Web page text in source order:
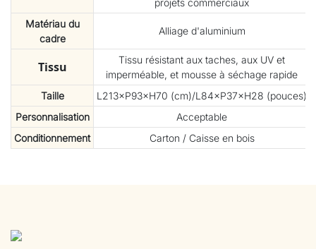
projets commerciaux
Matériau du
cadre
Alliage d'aluminium
Tissu
Tissu résistant aux taches, aux UV et
imperméable, et mousse à séchage rapide
Taille
L213×P93×H70 (cm)/L84×P37×H28 (pouces)
Personnalisation
Acceptable
Conditionnement
Carton / Caisse en bois